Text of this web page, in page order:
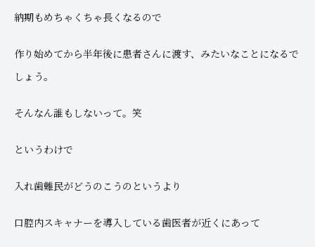
納期もめちゃくちゃ長くなるので
作り始めてから半年後に患者さんに渡す、みたいなことになるで
しょう。
そんなん誰もしないって。笑
というわけで
入れ歯難民がどうのこうのというより
口腔内スキャナーを導入している歯医者が近くにあって